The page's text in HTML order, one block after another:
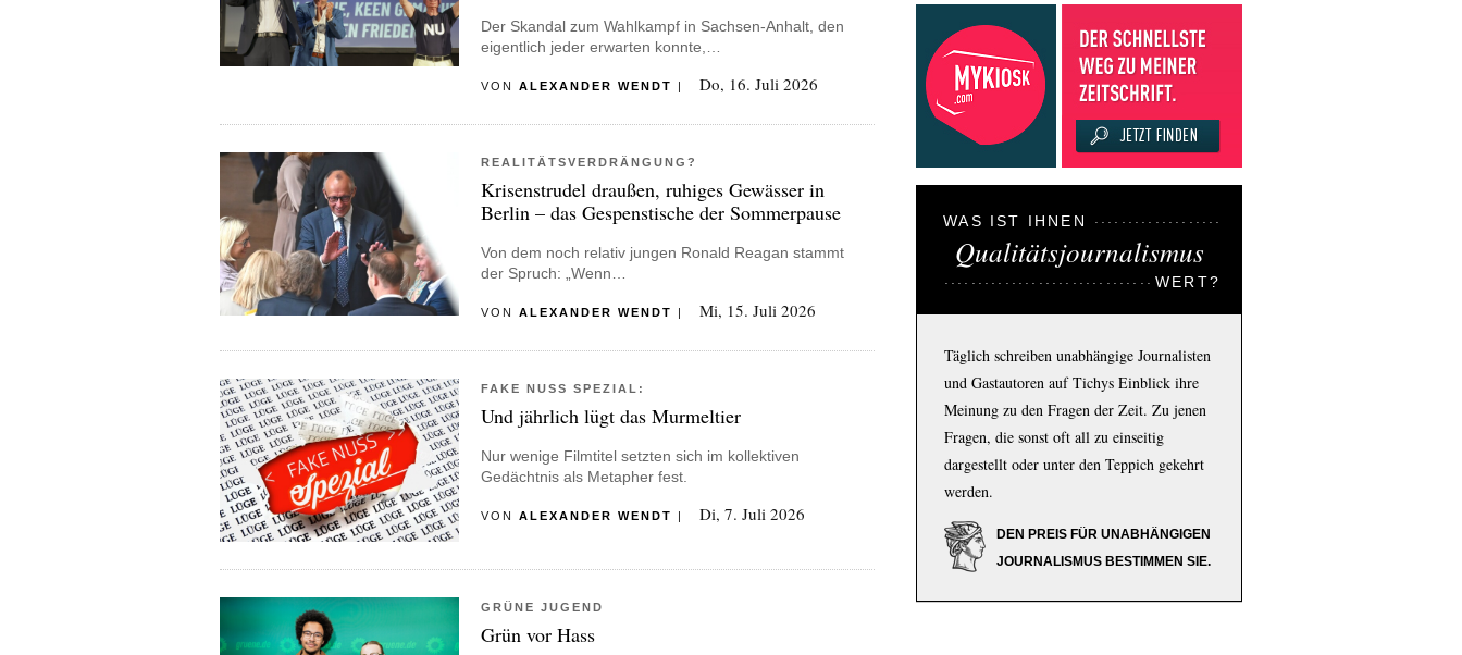
Der Skandal zum Wahlkampf in Sachsen-Anhalt, den
eigentlich jeder erwarten konnte,…
VON ALEXANDER WENDT | Do, 16. Juli 2026
REALITÄTSVERDRÄNGUNG?
Krisenstrudel draußen, ruhiges Gewässer in
Berlin – das Gespenstische der Sommerpause
Von dem noch relativ jungen Ronald Reagan stammt
der Spruch: „Wenn…
VON ALEXANDER WENDT | Mi, 15. Juli 2026
FAKE NUSS SPEZIAL:
Und jährlich lügt das Murmeltier
Nur wenige Filmtitel setzten sich im kollektiven
Gedächtnis als Metapher fest.
VON ALEXANDER WENDT | Di, 7. Juli 2026
GRÜNE JUGEND
Grün vor Hass
WAS IST IHNEN
Qualitätsjournalismus
WERT?
Täglich schreiben unabhängige Journalisten
und Gastautoren auf Tichys Einblick ihre
Meinung zu den Fragen der Zeit. Zu jenen
Fragen, die sonst oft all zu einseitig
dargestellt oder unter den Teppich gekehrt
werden.
DEN PREIS FÜR UNABHÄNGIGEN
JOURNALISMUS BESTIMMEN SIE.